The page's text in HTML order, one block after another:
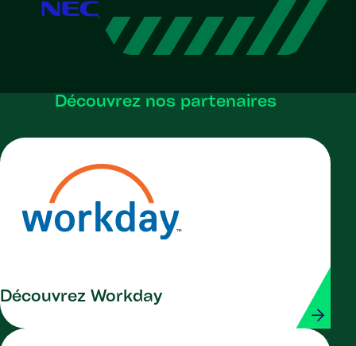
Découvrez nos partenaires
Découvrez Workday